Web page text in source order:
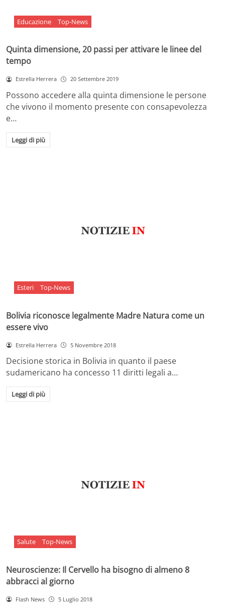
Educazione Top-News
Quinta dimensione, 20 passi per attivare le linee del
tempo
Estrella Herrera 20 Settembre 2019
Possono accedere alla quinta dimensione le persone
che vivono il momento presente con consapevolezza
e…
Leggi di più
Esteri Top-News
Bolivia riconosce legalmente Madre Natura come un
essere vivo
Estrella Herrera 5 Novembre 2018
Decisione storica in Bolivia in quanto il paese
sudamericano ha concesso 11 diritti legali a…
Leggi di più
Salute Top-News
Neuroscienze: Il Cervello ha bisogno di almeno 8
abbracci al giorno
Flash News 5 Luglio 2018